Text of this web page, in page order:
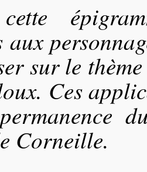
aux
sur le
Ces
Corneille.